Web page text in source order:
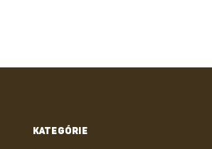
KATEGÓRIE